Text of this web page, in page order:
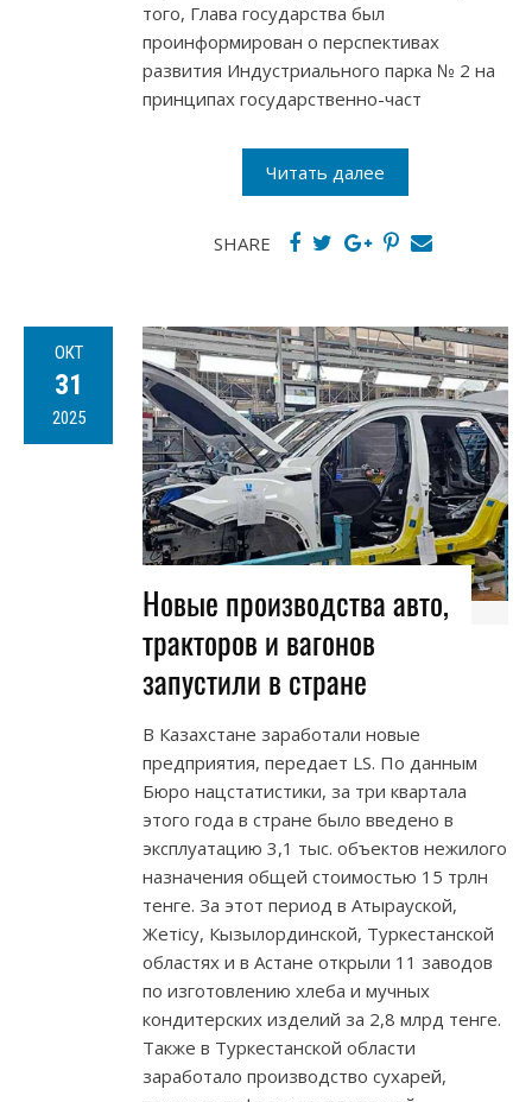
того, Глава государства был
проинформирован о перспективах
развития Индустриального парка № 2 на
принципах государственно-част
Читать далее
SHARE
ОКТ
31
2025
Новые производства авто,
тракторов и вагонов
запустили в стране
В Казахстане заработали новые
предприятия, передает LS. По данным
Бюро нацстатистики, за три квартала
этого года в стране было введено в
эксплуатацию 3,1 тыс. объектов нежилого
назначения общей стоимостью 15 трлн
тенге. За этот период в Атырауской,
Жетісу, Кызылординской, Туркестанской
областях и в Астане открыли 11 заводов
по изготовлению хлеба и мучных
кондитерских изделий за 2,8 млрд тенге.
Также в Туркестанской области
заработало производство сухарей,